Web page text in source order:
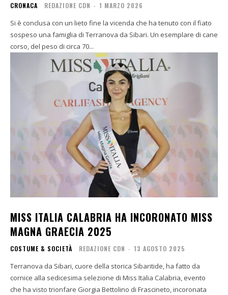
CRONACA REDAZIONE CDN - 1 MARZO 2026
Si è conclusa con un lieto fine la vicenda che ha tenuto con il fiato
sospeso una famiglia di Terranova da Sibari. Un esemplare di cane
corso, del peso di circa 70...
MISS ITALIA CALABRIA HA INCORONATO MISS
MAGNA GRAECIA 2025
COSTUME & SOCIETÀ REDAZIONE CDN - 13 AGOSTO 2025
Terranova da Sibari, cuore della storica Sibaritide, ha fatto da
cornice alla sedicesima selezione di Miss Italia Calabria, evento
che ha visto trionfare Giorgia Bettolino di Frascineto, incoronata